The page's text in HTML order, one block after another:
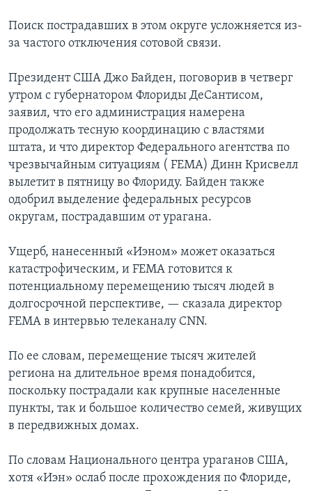
Поиск пострадавших в этом округе усложняется из-
за частого отключения сотовой связи.
Президент США Джо Байден, поговорив в четверг
утром с губернатором Флориды ДеСантисом,
заявил, что его администрация намерена
продолжать тесную координацию с властями
штата, и что директор Федерального агентства по
чрезвычайным ситуациям ( FEMA) Динн Крисвелл
вылетит в пятницу во Флориду. Байден также
одобрил выделение федеральных ресурсов
округам, пострадавшим от урагана.
Ущерб, нанесенный «Иэном» может оказаться
катастрофическим, и FEMA готовится к
потенциальному перемещению тысяч людей в
долгосрочной перспективе, — сказала директор
FEMA в интервью телеканалу CNN.
По ее словам, перемещение тысяч жителей
региона на длительное время понадобится,
поскольку пострадали как крупные населенные
пункты, так и большое количество семей, живущих
в передвижных домах.
По словам Национального центра ураганов США,
хотя «Иэн» ослаб после прохождения по Флориде,